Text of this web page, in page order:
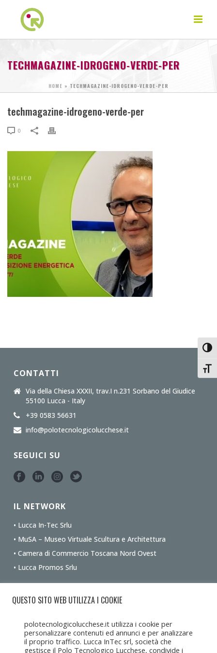
TECHMAGAZINE-IDROGENO-VERDE-PER
HOME » TECHMAGAZINE-IDROGENO-VERDE-PER
techmagazine-idrogeno-verde-per
0
CONTATTI
Via della Chiesa XXXII, trav.I n.231 Sorbano del Giudice
55100 Lucca - Italy
+39 0583 56631
info@polotecnologicolucchese.it
SEGUICI SU
IL NETWORK
• Lucca In-Tec Srlu
• MuSA – Museo Virtuale Scultura e Architettura
• Camera di Commercio Toscana Nord Ovest
• Lucca Promos Srlu
Ottieni le indicazioni stradali dalla tua posizione
QUESTO SITO WEB UTILIZZA I COOKIE
polotecnologicolucchese.it utilizza i cookie per
personalizzare contenuti ed annunci e per analizzare
il proprio traffico. Lucca InTec srl, società che
gestisce il Polo Tecnologico Lucchese, condivide i